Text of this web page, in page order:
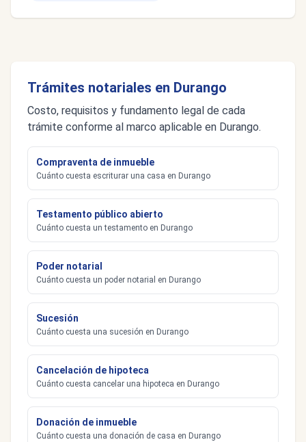
Trámites notariales en Durango
Costo, requisitos y fundamento legal de cada
trámite conforme al marco aplicable en Durango.
Compraventa de inmueble
Cuánto cuesta escriturar una casa en Durango
Testamento público abierto
Cuánto cuesta un testamento en Durango
Poder notarial
Cuánto cuesta un poder notarial en Durango
Sucesión
Cuánto cuesta una sucesión en Durango
Cancelación de hipoteca
Cuánto cuesta cancelar una hipoteca en Durango
Donación de inmueble
Cuánto cuesta una donación de casa en Durango